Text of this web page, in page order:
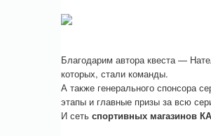
Благодарим автора квеста —
которых, стали команды.
А также генерального спонсора
этапы и главные призы за всю
И сеть спортивных магазинов